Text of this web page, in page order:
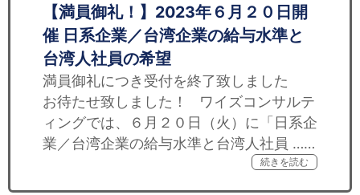
【満員御礼！】2023年６月２０日開
催 日系企業／台湾企業の給与水準と
台湾人社員の希望
満員御礼につき受付を終了致しました
お待たせ致しました！ ワイズコンサルテ
ィングでは、６月２０日（火）に「日系企
業／台湾企業の給与水準と台湾人社員 ……
続きを読む